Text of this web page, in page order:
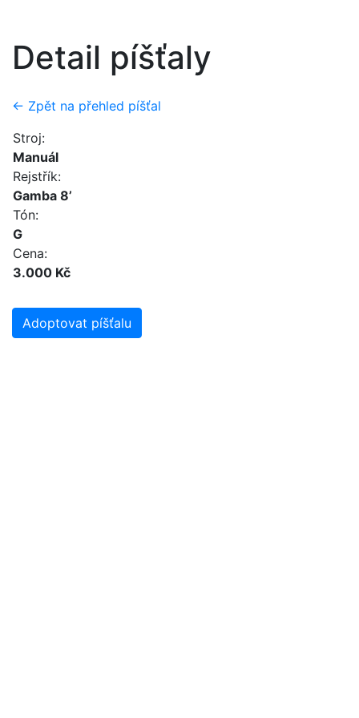
Detail píšťaly
← Zpět na přehled píšťal
Stroj:
Manuál
Rejstřík:
Gamba 8’
Tón:
G
Cena:
3.000 Kč
Adoptovat píšťalu